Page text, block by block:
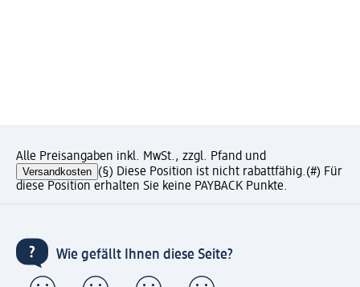
Alle Preisangaben inkl. MwSt., zzgl. Pfand und
Versandkosten (§) Diese Position ist nicht rabattfähig.(#) Für
diese Position erhalten Sie keine PAYBACK Punkte.
Wie gefällt Ihnen diese Seite?